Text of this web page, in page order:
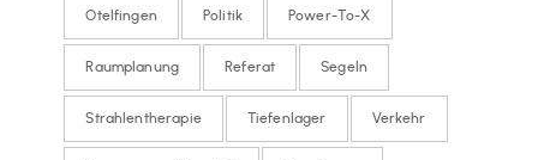
Otelfingen Politik Power-To-X
Raumplanung Referat Segeln
Strahlentherapie Tiefenlager Verkehr